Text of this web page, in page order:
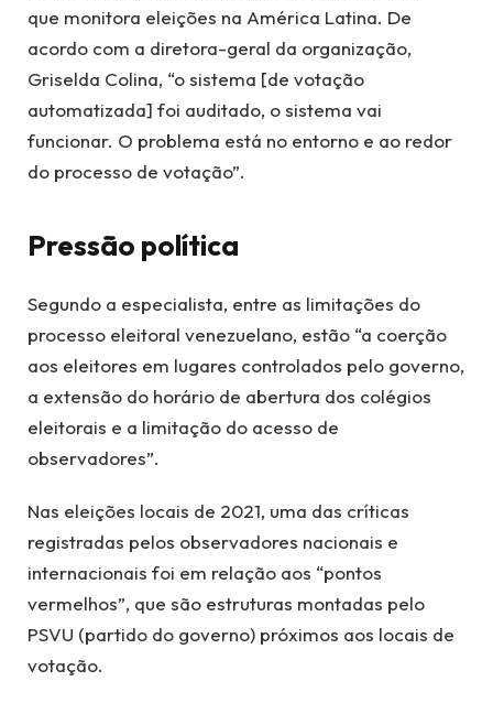
que monitora eleições na América Latina. De
acordo com a diretora-geral da organização,
Griselda Colina, “o sistema [de votação
automatizada] foi auditado, o sistema vai
funcionar. O problema está no entorno e ao redor
do processo de votação”.
Pressão política
Segundo a especialista, entre as limitações do
processo eleitoral venezuelano, estão “a coerção
aos eleitores em lugares controlados pelo governo,
a extensão do horário de abertura dos colégios
eleitorais e a limitação do acesso de
observadores”.
Nas eleições locais de 2021, uma das críticas
registradas pelos observadores nacionais e
internacionais foi em relação aos “pontos
vermelhos”, que são estruturas montadas pelo
PSVU (partido do governo) próximos aos locais de
votação.